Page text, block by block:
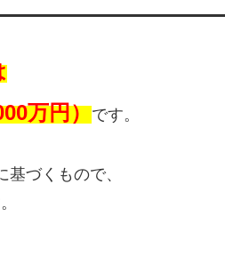
万円）です。
づくもので、